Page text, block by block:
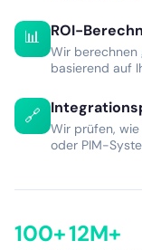
📊 ROI-
Wir berechnen
basierend auf
🔗
Wir prüfen, wie
oder PIM-
100+12M+